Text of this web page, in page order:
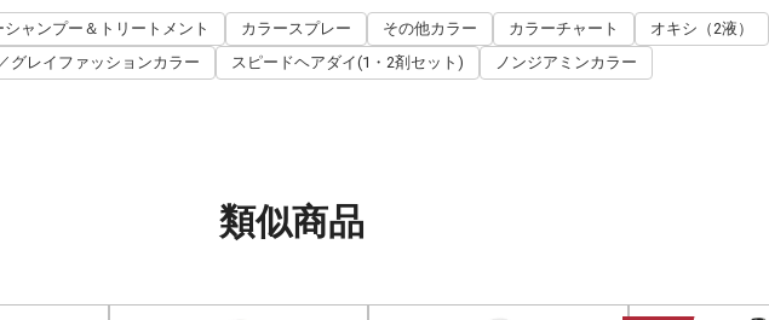
シャンプー＆トリートメント カラースプレー その他カラー カラーチャート オキシ（2液）
グレイファッションカラー
スピードヘアダイ(1・2剤セット) ノンジアミンカラー
類似商品